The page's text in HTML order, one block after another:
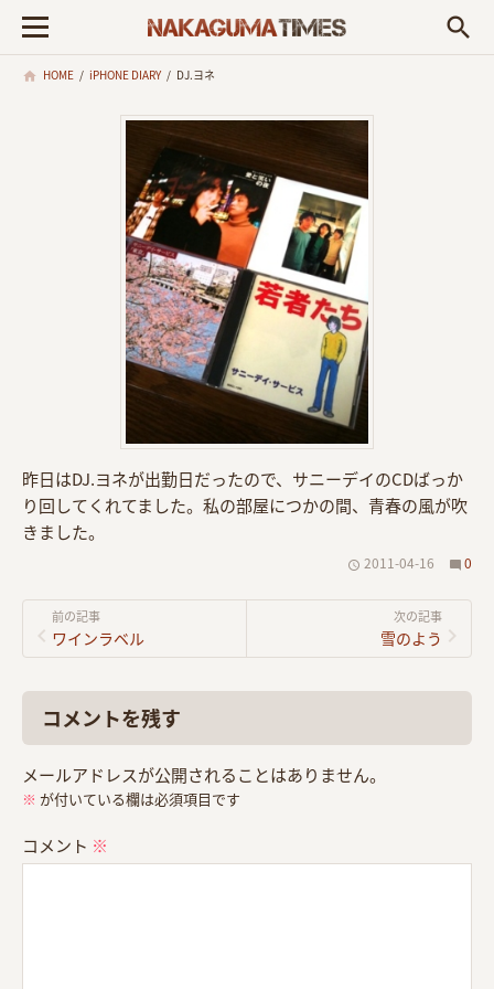
search
HOME / iPHONE DIARY / DJ.ヨネ
昨日はDJ.ヨネが出勤日だったので、サニーデイのCDばっか
り回してくれてました。私の部屋につかの間、青春の風が吹
きました。
2011-04-16 0
前の記事
ワインラベル
次の記事
雪のよう
コメントを残す
メールアドレスが公開されることはありません。
※ が付いている欄は必須項目です
コメント ※